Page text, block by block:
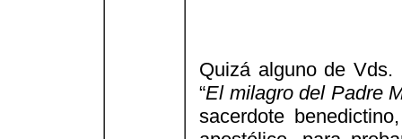
Quizá alguno de
“El milagro del Padre
sacerdote